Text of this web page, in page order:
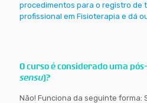
procedimentos para o registro de
profissional em Fisioterapia e dá
O curso é considerado uma
sensu)?
Não! Funciona da seguinte forma: